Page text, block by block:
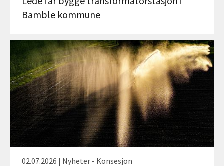
Bamble kommune
02.07.2026 | Nyheter - Konsesjon